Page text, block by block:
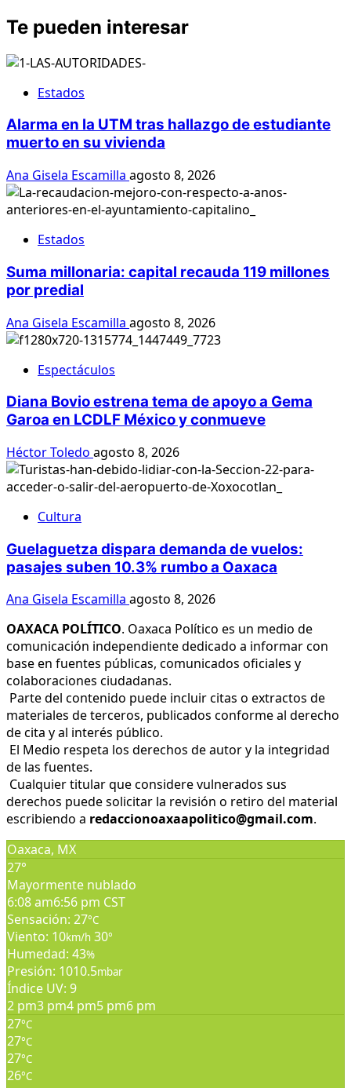
Te pueden interesar
Estados
Alarma en la UTM tras hallazgo de estudiante
muerto en su vivienda
Ana Gisela Escamilla agosto 8, 2026
Estados
Suma millonaria: capital recauda 119 millones
por predial
Ana Gisela Escamilla agosto 8, 2026
Espectáculos
Diana Bovio estrena tema de apoyo a Gema
Garoa en LCDLF México y conmueve
Héctor Toledo agosto 8, 2026
Cultura
Guelaguetza dispara demanda de vuelos:
pasajes suben 10.3% rumbo a Oaxaca
Ana Gisela Escamilla agosto 8, 2026
OAXACA POLÍTICO. Oaxaca Político es un medio de
comunicación independiente dedicado a informar con
base en fuentes públicas, comunicados oficiales y
colaboraciones ciudadanas.
Parte del contenido puede incluir citas o extractos de
materiales de terceros, publicados conforme al derecho
de cita y al interés público.
El Medio respeta los derechos de autor y la integridad
de las fuentes.
Cualquier titular que considere vulnerados sus
derechos puede solicitar la revisión o retiro del material
escribiendo a redaccionoaxaapolitico@gmail.com.
Oaxaca, MX
27°
Mayormente nublado
6:08 am6:56 pm CST
Sensación: 27°C
Viento: 10km/h 30°
Humedad: 43%
Presión: 1010.5mbar
Índice UV: 9
2 pm3 pm4 pm5 pm6 pm
27°C
27°C
27°C
26°C